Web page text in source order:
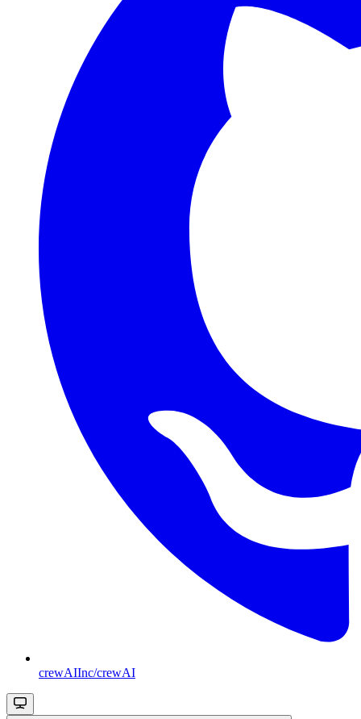
crewAIInc/crewAI